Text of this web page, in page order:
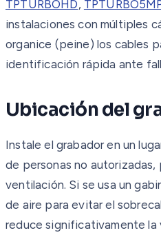
TPTURBOHD,
instalaciones con múltiples
organice (peine) los cables
identificación rápida ante
Ubicación del
Instale el grabador en un
de personas no autorizadas,
ventilación. Si se usa un
de aire para evitar el
reduce significativamente la